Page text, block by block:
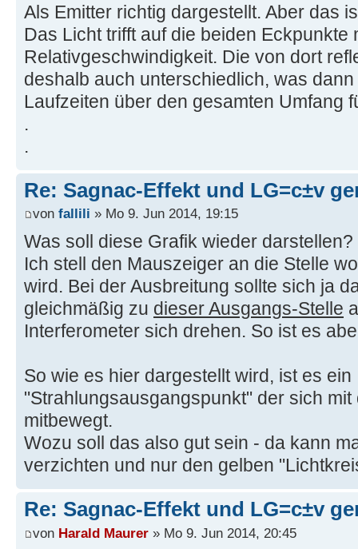
Als Emitter richtig dargestellt. Aber das
Das Licht trifft auf die beiden Eckpunkte
Relativgeschwindigkeit. Die von dort
deshalb auch unterschiedlich, was
Laufzeiten über den gesamten Umfang
.
.
Re: Sagnac-Effekt und LG=c±v
von fallili » Mo 9. Jun 2014, 19:15
Was soll diese Grafik wieder darstellen?
Ich stell den Mauszeiger an die Stelle
wird. Bei der Ausbreitung sollte sich ja
gleichmäßig zu dieser Ausgangs-Stelle
Interferometer sich drehen. So ist es
So wie es hier dargestellt wird, ist es ein
"Strahlungsausgangspunkt" der sich
mitbewegt.
Wozu soll das also gut sein - da kann
verzichten und nur den gelben
Re: Sagnac-Effekt und LG=c±v
von Harald Maurer » Mo 9. Jun 2014, 20:45